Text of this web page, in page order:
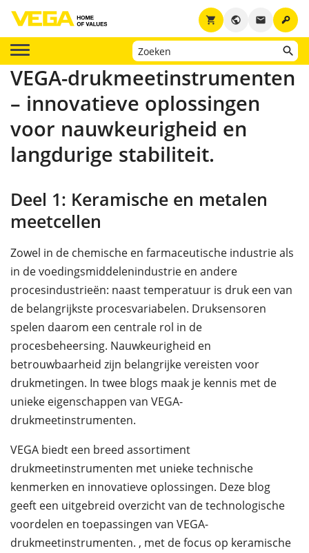
key
email
public
shopping_cart
VEGA-drukmeetinstrumenten
– innovatieve oplossingen
voor nauwkeurigheid en
langdurige stabiliteit.
Deel 1: Keramische en metalen
meetcellen
Zowel in de chemische en farmaceutische industrie als
in de voedingsmiddelenindustrie en andere
procesindustrieën: naast temperatuur is druk een van
de belangrijkste procesvariabelen. Druksensoren
spelen daarom een centrale rol in de
procesbeheersing. Nauwkeurigheid en
betrouwbaarheid zijn belangrijke vereisten voor
drukmetingen. In twee blogs maak je kennis met de
unieke eigenschappen van VEGA-
drukmeetinstrumenten.
VEGA biedt een breed assortiment
drukmeetinstrumenten met unieke technische
kenmerken en innovatieve oplossingen. Deze blog
geeft een uitgebreid overzicht van de technologische
voordelen en toepassingen van VEGA-
drukmeetinstrumenten. , met de focus op keramische